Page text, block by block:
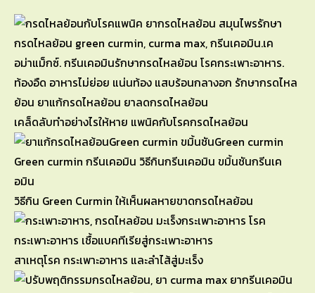
เคล็ดลับทำอย่างไรให้หาย แพนิคกับโรคกรดไหลย้อน
วิธีกิน Green Curmin ให้เห็นผลหายขาดกรดไหลย้อน
สาเหตุโรค กระเพาะอาหาร และลำไส้สู่มะเร็ง